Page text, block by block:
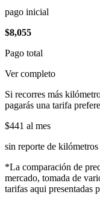
pago inicial
$8,055
Pago total
Ver completo
Si recorres más
pagarás una tarifa
$441 al mes
sin reporte de kilómetros
*La comparación de
mercado, tomada de
tarifas aqui presentadas